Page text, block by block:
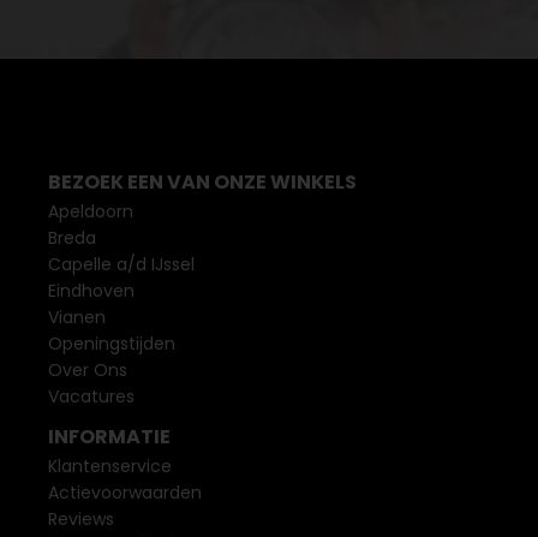
BEZOEK EEN VAN ONZE WINKELS
Apeldoorn
Breda
Capelle a/d IJssel
Eindhoven
Vianen
Openingstijden
Over Ons
Vacatures
INFORMATIE
Klantenservice
Actievoorwaarden
Reviews